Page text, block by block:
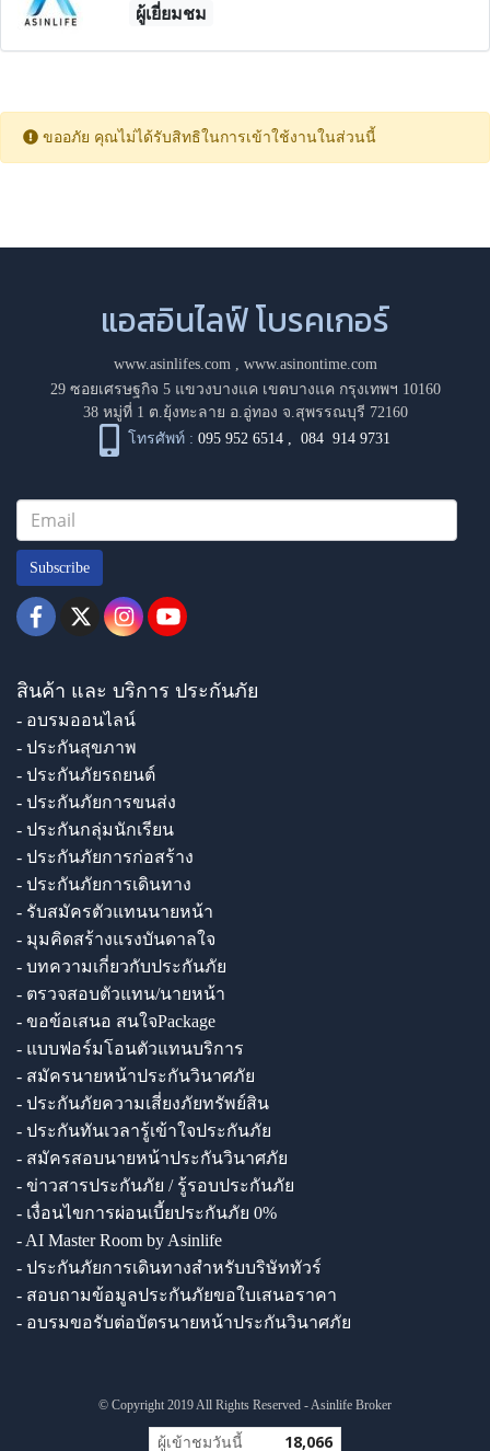
ผู้เยี่ยมชม
ขออภัย คุณไม่ได้รับสิทธิในการเข้าใช้งานในส่วนนี้
แอสอินไลฟ์ โบรคเกอร์
www.asinlifes.com, www.asinontime.com
29 ซอยเศรษฐกิจ 5 แขวงบางแค เขตบางแค กรุงเทพฯ 10160
38 หมู่ที่ 1 ต.ยุ้งทะลาย อ.อู่ทอง จ.สุพรรณบุรี 72160
โทรศัพท์ : 095 952 6514 ,084 914 9731
Subscribe
สินค้า และ บริการ ประกันภัย
- อบรมออนไลน์
- ประกันสุขภาพ
- ประกันภัยรถยนต์
- ประกันภัยการขนส่ง
- ประกันกลุ่มนักเรียน
- ประกันภัยการก่อสร้าง
- ประกันภัยการเดินทาง
- รับสมัครตัวแทนนายหน้า
- มุมคิดสร้างแรงบันดาลใจ
- บทความเกี่ยวกับประกันภัย
- ตรวจสอบตัวแทน/นายหน้า
- ขอข้อเสนอ สนใจPackage
- แบบฟอร์มโอนตัวแทนบริการ
- สมัครนายหน้าประกันวินาศภัย
- ประกันภัยความเสี่ยงภัยทรัพย์สิน
- ประกันทันเวลารู้เข้าใจประกันภัย
- สมัครสอบนายหน้าประกันวินาศภัย
- ข่าวสารประกันภัย / รู้รอบประกันภัย
- เงื่อนไขการผ่อนเบี้ยประกันภัย 0%
- AI Master Room by Asinlife
- ประกันภัยการเดินทางสำหรับบริษัททัวร์
- สอบถามข้อมูลประกันภัยขอใบเสนอราคา
- อบรมขอรับต่อบัตรนายหน้าประกันวินาศภัย
© Copyright 2019 All Rights Reserved - Asinlife Broker
ผู้เข้าชมวันนี้ 18,066